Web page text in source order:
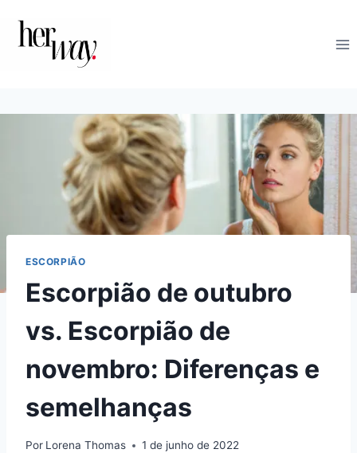
ESCORPIÃO
Escorpião de outubro
vs. Escorpião de
novembro: Diferenças e
semelhanças
Por Lorena Thomas 1 de junho de 2022